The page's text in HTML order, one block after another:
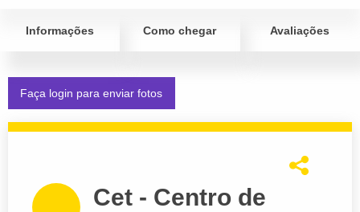
Informações Como chegar Avaliações
Faça login para enviar fotos
Cet - Centro de